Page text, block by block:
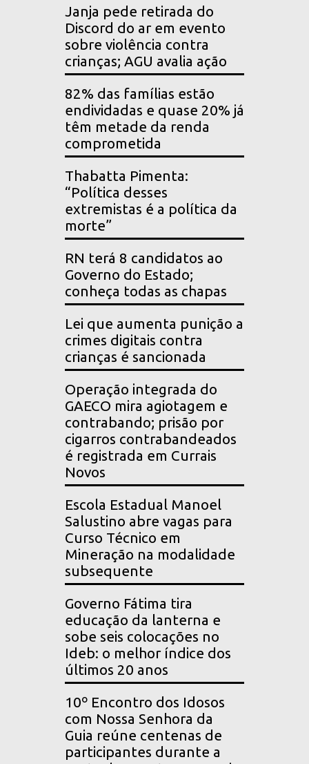
Janja pede retirada do
Discord do ar em evento
sobre violência contra
crianças; AGU avalia ação
82% das famílias estão
endividadas e quase 20% já
têm metade da renda
comprometida
Thabatta Pimenta:
“Política desses
extremistas é a política da
morte”
RN terá 8 candidatos ao
Governo do Estado;
conheça todas as chapas
Lei que aumenta punição a
crimes digitais contra
crianças é sancionada
Operação integrada do
GAECO mira agiotagem e
contrabando; prisão por
cigarros contrabandeados
é registrada em Currais
Novos
Escola Estadual Manoel
Salustino abre vagas para
Curso Técnico em
Mineração na modalidade
subsequente
Governo Fátima tira
educação da lanterna e
sobe seis colocações no
Ideb: o melhor índice dos
últimos 20 anos
10º Encontro dos Idosos
com Nossa Senhora da
Guia reúne centenas de
participantes durante a